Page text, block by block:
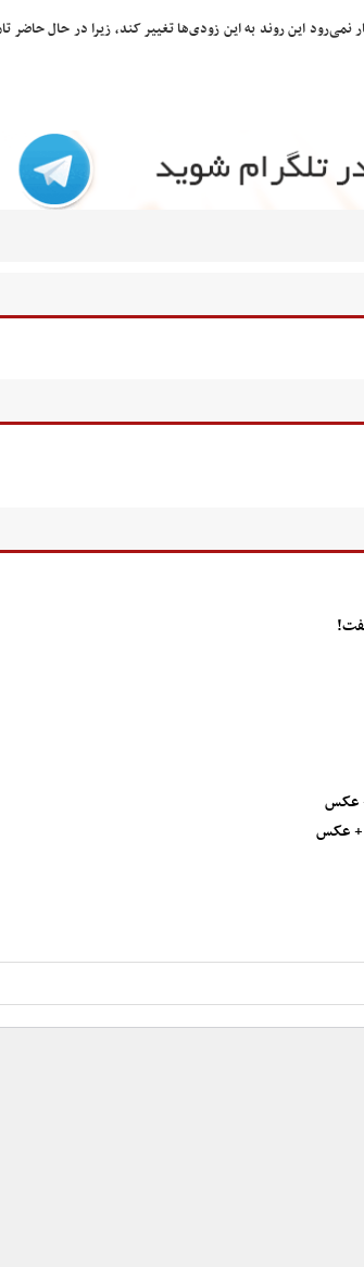
نداشته و انتظار نمی‌رود این روند به این زودی‌ها تغییر کند، زیرا در حال
عکس
+ عکس